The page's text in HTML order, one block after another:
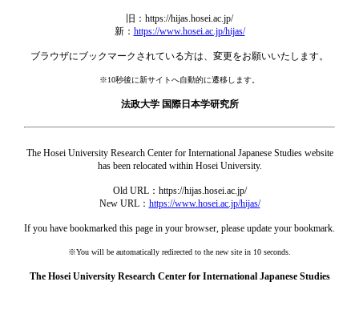
旧：https://hijas.hosei.ac.jp/
新： https://www.hosei.ac.jp/hijas/
ブラウザにブックマークされている方は、変更をお願いいたします。
※10秒後に新サイトへ自動的に遷移します。
法政大学 国際日本学研究所
The Hosei University Research Center for International Japanese Studies website
has been relocated within Hosei University.
Old URL：https://hijas.hosei.ac.jp/
New URL： https://www.hosei.ac.jp/hijas/
If you have bookmarked this page in your browser, please update your bookmark.
※You will be automatically redirected to the new site in 10 seconds.
The Hosei University Research Center for International Japanese Studies